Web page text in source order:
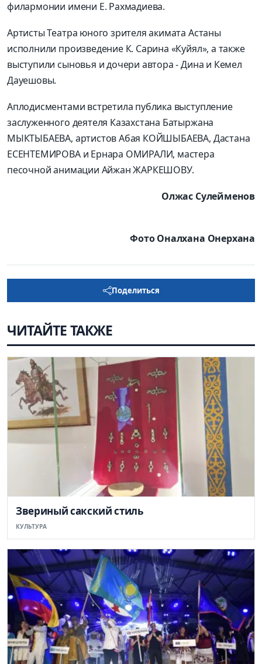
филармонии имени Е. Рахмадиева.
Артисты Театра юного зрителя акимата Астаны
исполнили произведение К. Сарина «Куйял», а также
выступили сыновья и дочери автора - Дина и Кемел
Дауешовы.
Аплодисментами встретила публика выступление
заслуженного деятеля Казахстана Батыржана
МЫКТЫБАЕВА, артистов Абая КОЙШЫБАЕВА, Дастана
ЕСЕНТЕМИРОВА и Ернара ОМИРАЛИ, мастера
песочной анимации Айжан ЖАРКЕШОВУ.
Олжас Сулейменов
Фото Оналхана Онерхана
Поделиться
ЧИТАЙТЕ ТАКЖЕ
Звериный сакский стиль
КУЛЬТУРА